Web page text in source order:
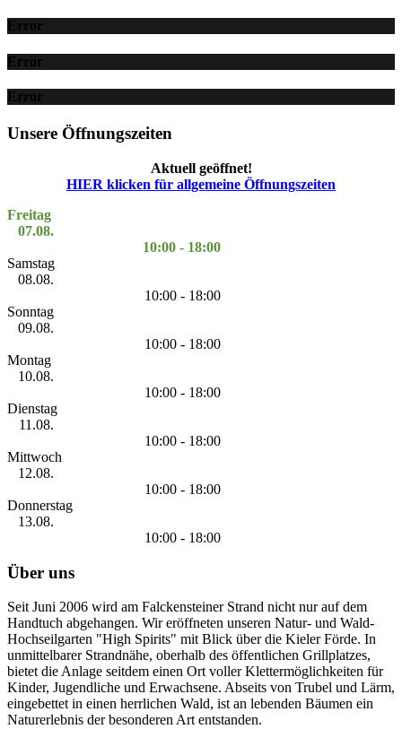
Error
Error
Error
Unsere Öffnungszeiten
Aktuell geöffnet!
HIER klicken für allgemeine Öffnungszeiten
Freitag
07.08.
10:00 - 18:00
Samstag
08.08.
10:00 - 18:00
Sonntag
09.08.
10:00 - 18:00
Montag
10.08.
10:00 - 18:00
Dienstag
11.08.
10:00 - 18:00
Mittwoch
12.08.
10:00 - 18:00
Donnerstag
13.08.
10:00 - 18:00
Über uns
Seit Juni 2006 wird am Falckensteiner Strand nicht nur auf dem
Handtuch abgehangen. Wir eröffneten unseren Natur- und Wald-
Hochseilgarten "High Spirits" mit Blick über die Kieler Förde. In
unmittelbarer Strandnähe, oberhalb des öffentlichen Grillplatzes,
bietet die Anlage seitdem einen Ort voller Klettermöglichkeiten für
Kinder, Jugendliche und Erwachsene. Abseits von Trubel und Lärm,
eingebettet in einen herrlichen Wald, ist an lebenden Bäumen ein
Naturerlebnis der besonderen Art entstanden.